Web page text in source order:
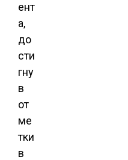
ент
а,
до
сти
гну
в
от
ме
тки
в